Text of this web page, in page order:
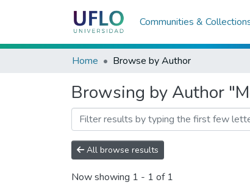
Communities &
Home Browse by Author
Browsing by Author
All browse results
Now showing 1 - 1 of 1